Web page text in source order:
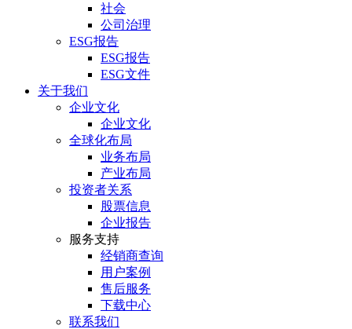
社会
公司治理
ESG报告
ESG报告
ESG文件
关于我们
企业文化
企业文化
全球化布局
业务布局
产业布局
投资者关系
股票信息
企业报告
服务支持
经销商查询
用户案例
售后服务
下载中心
联系我们